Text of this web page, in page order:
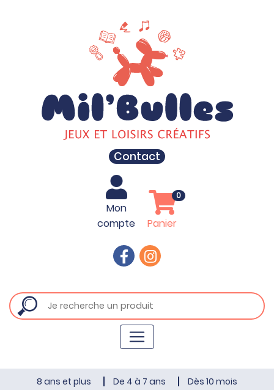
Contact
Mon
compte
Panier
0
8 ans et plus De 4 à 7 ans
Dès 10 mois